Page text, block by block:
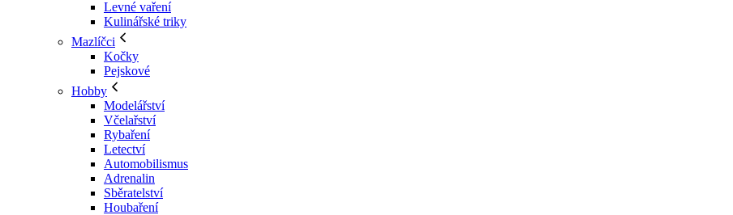
Levné vaření
Kulinářské triky
Mazlíčci
Kočky
Pejskové
Hobby
Modelářství
Včelařství
Rybaření
Letectví
Automobilismus
Adrenalin
Sběratelství
Houbaření